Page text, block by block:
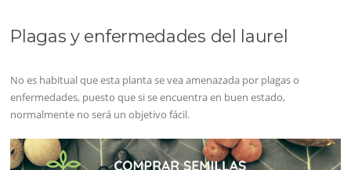
Plagas y enfermedades del laurel
No es habitual que esta planta se vea amenazada por plagas o
enfermedades, puesto que si se encuentra en buen estado,
normalmente no será un objetivo fácil.